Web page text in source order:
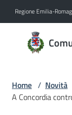
Regione Emilia-
Comune
di
Home / Novità
A Concordia